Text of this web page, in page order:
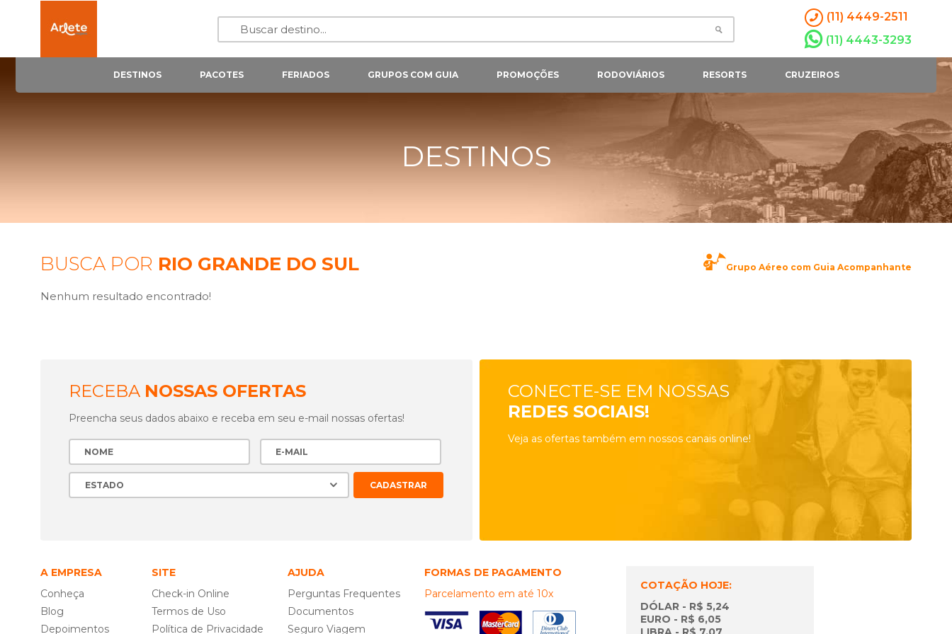
(11) 4449-2511
(11) 4443-3293
DESTINOS PACOTES FERIADOS GRUPOS COM GUIA PROMOÇÕES RODOVIÁRIOS RESORTS CRUZEIROS
DESTINOS
BUSCA POR RIO GRANDE DO SUL Grupo Aéreo com Guia Acompanhante
Nenhum resultado encontrado!
RECEBA NOSSAS OFERTAS
Preencha seus dados abaixo e receba em seu e-mail nossas ofertas!
CONECTE-SE EM NOSSAS
REDES SOCIAIS!
Veja as ofertas também em nossos canais online!
A EMPRESA
Conheça
Blog
Depoimentos
SITE
Check-in Online
Termos de Uso
Política de Privacidade
AJUDA
Perguntas Frequentes
Documentos
Seguro Viagem
FORMAS DE PAGAMENTO
Parcelamento em até 10x
COTAÇÃO HOJE:
DÓLAR - R$ 5,24
EURO - R$ 6,05